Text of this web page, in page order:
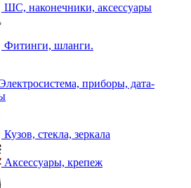
ШС, наконечники, аксессуары
Фитинги, шланги.
приборы, дата-
Кузов, стекла, зеркала
Аксессуары, крепеж